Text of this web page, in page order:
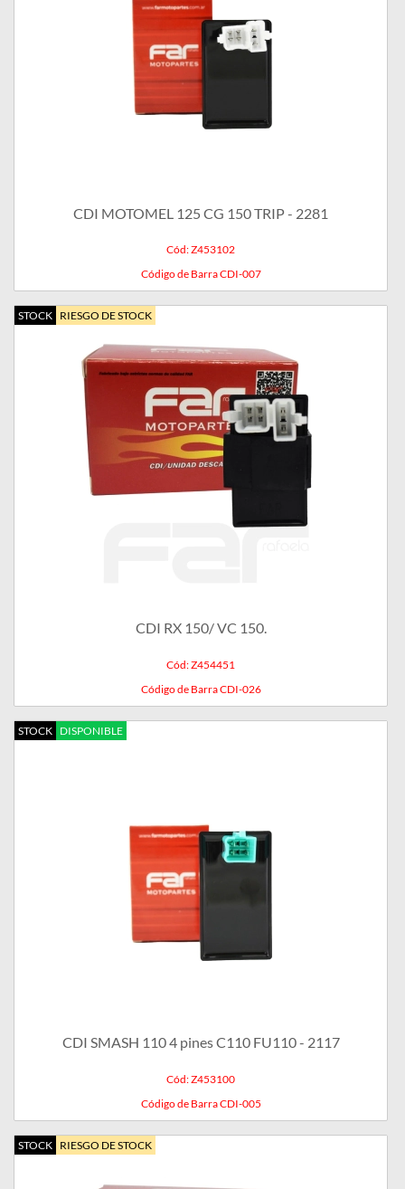
CDI MOTOMEL 125 CG 150 TRIP - 2281
Cód: Z453102
Código de Barra CDI-007
STOCK RIESGO DE STOCK
CDI RX 150/ VC 150.
Cód: Z454451
Código de Barra CDI-026
STOCK DISPONIBLE
CDI SMASH 110 4 pines C110 FU110 - 2117
Cód: Z453100
Código de Barra CDI-005
STOCK RIESGO DE STOCK